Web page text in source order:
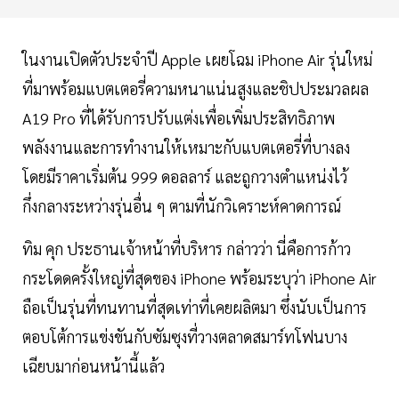
ในงานเปิดตัวประจำปี Apple เผยโฉม iPhone Air รุ่นใหม่
ที่มาพร้อมแบตเตอรี่ความหนาแน่นสูงและชิปประมวลผล
A19 Pro ที่ได้รับการปรับแต่งเพื่อเพิ่มประสิทธิภาพ
พลังงานและการทำงานให้เหมาะกับแบตเตอรี่ที่บางลง
โดยมีราคาเริ่มต้น 999 ดอลลาร์ และถูกวางตำแหน่งไว้
กึ่งกลางระหว่างรุ่นอื่น ๆ ตามที่นักวิเคราะห์คาดการณ์
ทิม คุก ประธานเจ้าหน้าที่บริหาร กล่าวว่า นี่คือการก้าว
กระโดดครั้งใหญ่ที่สุดของ iPhone พร้อมระบุว่า iPhone Air
ถือเป็นรุ่นที่ทนทานที่สุดเท่าที่เคยผลิตมา ซึ่งนับเป็นการ
ตอบโต้การแข่งขันกับซัมซุงที่วางตลาดสมาร์ทโฟนบาง
เฉียบมาก่อนหน้านี้แล้ว